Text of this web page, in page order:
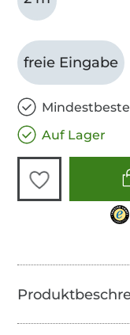
freie Eingabe
Auf Lager